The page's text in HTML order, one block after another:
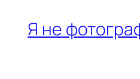
ПерейтиЯ не